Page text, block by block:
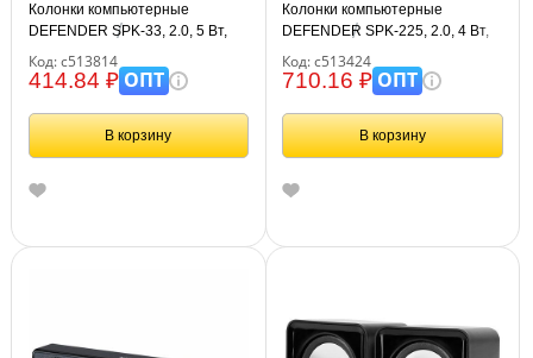
Колонки компьютерные
DEFENDER SPK-33, 2.0, 5 Вт,
65633
Код: с513814
414.84 ₽ОПТ
В корзину
Колонки компьютерные
DEFENDER SPK-225, 2.0, 4 Вт,
Код: с513424
710.16 ₽ОПТ
В корзину